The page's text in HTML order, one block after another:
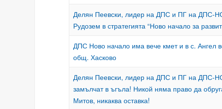
Делян Пеевски, лидер на ДПС и ПГ на ДПС-
Рудозем в стратегията “Ново начало за
ДПС Ново начало има вече кмет и в с.
общ. Хасково
Делян Пеевски, лидер на ДПС и ПГ на ДПС-
замълчат в ъгъла! Никой няма право да
Митов, никаква оставка!